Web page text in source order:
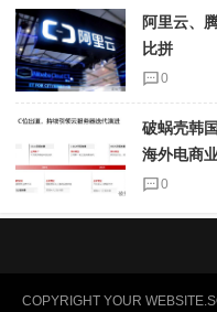
阿里云、
比拼
0
破蜗壳韩
海外电商
0
COPYRIGHT YOUR